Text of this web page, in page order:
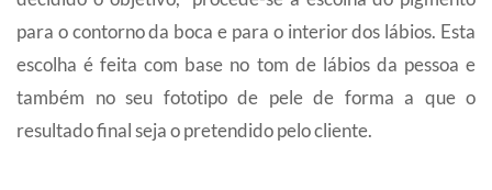
para o contorno da boca e para o interior dos lábios. Esta
escolha é feita com base no tom de lábios da pessoa e
também no seu fototipo de pele de forma a que o
resultado final seja o pretendido pelo cliente.